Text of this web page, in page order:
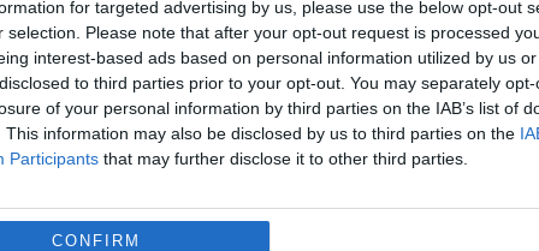
for targeted advertising by us, please use the below opt-out
selection. Please note that after your opt-out request is processed
interest-based ads based on personal information utilized by us
to third parties prior to your opt-out. You may separately
of your personal information by third parties on the IAB’s list of
This information may also be disclosed by us to third parties on the
Participants that may further disclose it to other third parties.
CONFIRM
condamnări grele pentru securiști.
Hodiș și Pîrvulescu spun că sunt
nevinovați
18 SEPTEMBRIE 2019
ultimul termen pe fond în procesul în care